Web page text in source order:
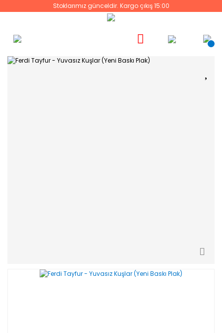
Stoklarımız günceldir. Kargo çıkış 15:00